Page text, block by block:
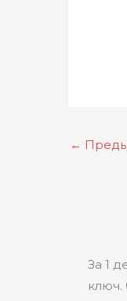
←
За 1
ключ.